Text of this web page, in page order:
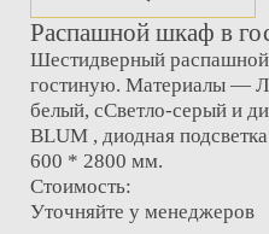
Распашной шкаф в
Шестидверный
гостиную. Материалы —
белый, сСветло-серый и
BLUM , диодная
600 * 2800 мм.
Стоимость:
Уточняйте у менеджеров